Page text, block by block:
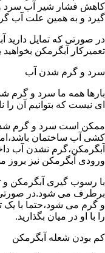
کاهش فشار شیر آب سرد
گیرد و به همین علت آب
در صورتی که تمایل دارید
تعمیرکار آبگرمکن
سرد و گرم شدن آب
بارها همه ما سرد و گرم
ای نیست که بتوانیم آن را
ممکن است سرد و گرم
کشی آب ساختمان
آبگرمکن،گرم نشدن آب
ورودی آبگرمکن نیز بروز
با رسوب گیری آبگرمکن
برطرف می شود.در
و گرم می شود،حتما با یک
را با او در میان بگذارید.
کم بودن شعله آبگرمکن